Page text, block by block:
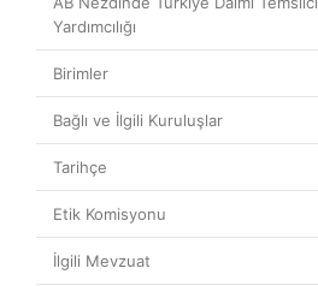
Yardımcılığı
Birimler
Bağlı ve İlgili Kuruluşlar
Tarihçe
Etik Komisyonu
İlgili Mevzuat